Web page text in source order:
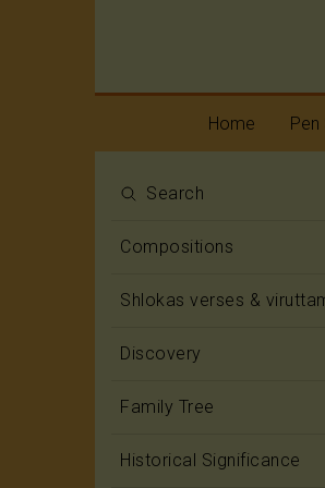
Home Pen
Search
Compositions
Shlokas verses &
Discovery
Family Tree
Historical Significance